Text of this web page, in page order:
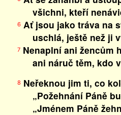
všichni, kteří
6Ať jsou jako tráva na
uschlá, ještě než ji
7Nenaplní ani žencům
ani náruč těm, kdo
8 Neřeknou jim ti, co
„Požehnání Páně
„Jménem Páně